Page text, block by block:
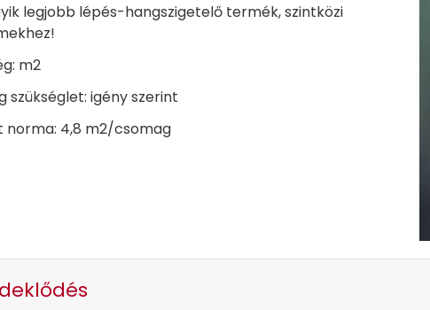
legjobb lépés-hangszigetelő termék, szintközi
m2
szükséglet: igény szerint
norma: 4,8 m2/csomag